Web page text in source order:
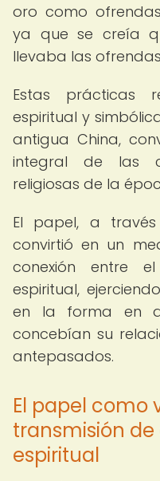
oro como
ya que se creía
llevaba las
Estas prácticas
espiritual y
antigua China,
integral de las
religiosas de la
El papel, a
convirtió en un
conexión entre
espiritual,
en la forma en
concebían su
antepasados.
El papel como
transmisión
espiritual